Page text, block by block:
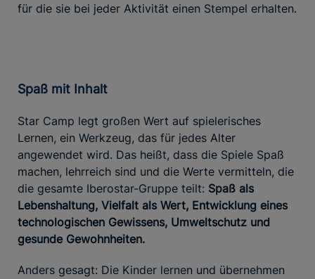
für die sie bei jeder Aktivität einen Stempel erhalten.
Spaß mit Inhalt
Star Camp legt großen Wert auf spielerisches
Lernen, ein Werkzeug, das für jedes Alter
angewendet wird. Das heißt, dass die Spiele Spaß
machen, lehrreich sind und die Werte vermitteln, die
die gesamte Iberostar-Gruppe teilt: Spaß als
Lebenshaltung, Vielfalt als Wert, Entwicklung eines
technologischen Gewissens, Umweltschutz und
gesunde Gewohnheiten.
Anders gesagt: Die Kinder lernen und übernehmen